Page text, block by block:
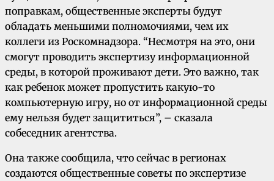
поправкам, общественные эксперты будут
обладать меньшими полномочиями, чем их
коллеги из Роскомнадзора. “Несмотря на это, они
смогут проводить экспертизу информационной
среды, в которой проживают дети. Это важно, так
как ребенок может пропустить какую-то
компьютерную игру, но от информационной среды
ему нельзя будет защититься”, – сказала
собеседник агентства.
Она также сообщила, что сейчас в регионах
создаются общественные советы по экспертизе